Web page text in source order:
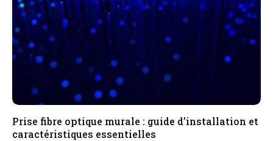
Prise fibre optique murale : guide d’installation et
caractéristiques essentielles